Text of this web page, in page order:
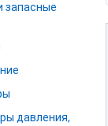
запасные
давления,